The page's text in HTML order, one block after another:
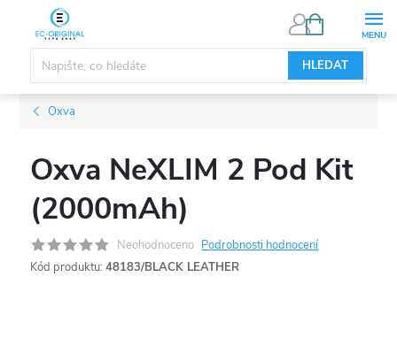
obsah
HLEDAT
NÁKUPNÍ
Oxva
Oxva NeXLIM 2 Pod Kit
(2000mAh)
Neohodnoceno Podrobnosti hodnocení
Kód produktu: 48183/BLACK LEATHER